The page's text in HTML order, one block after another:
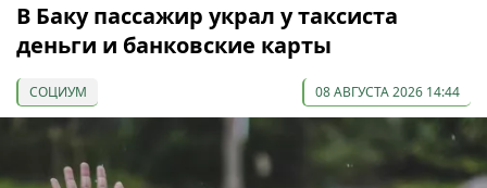
В Баку пассажир украл у таксиста
деньги и банковские карты
СОЦИУМ 08 АВГУСТА 2026 14:44